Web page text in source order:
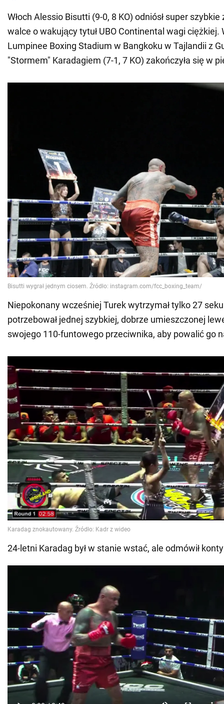
Włoch Alessio Bisutti (9-0, 8 KO) odniósł super
walce o wakujący tytuł UBO Continental wagi ciężkiej.
Lumpinee Boxing Stadium w Bangkoku w Tajlandii z
"Stormem" Karadagiem (7-1, 7 KO) zakończyła się w
Niepokonany wcześniej Turek wytrzymał tylko 27
potrzebował jednej szybkiej, dobrze umieszczonej
swojego 110-funtowego przeciwnika, aby powalić go
24-letni Karadag był w stanie wstać, ale odmówił